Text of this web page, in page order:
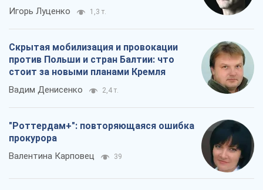
Игорь Луценко 1,3 т.
Скрытая мобилизация и провокации
против Польши и стран Балтии: что
стоит за новыми планами Кремля
Вадим Денисенко 2,4 т.
"Роттердам+": повторяющаяся ошибка
прокурора
Валентина Карповец 39